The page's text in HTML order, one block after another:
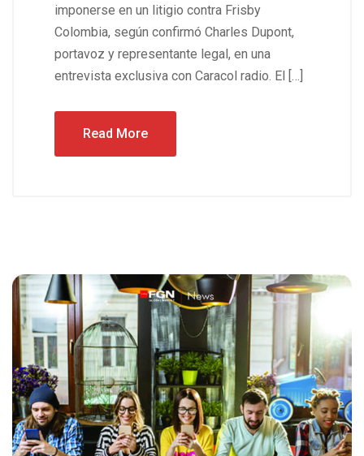
imponerse en un litigio contra Frisby
Colombia, según confirmó Charles Dupont,
portavoz y representante legal, en una
entrevista exclusiva con Caracol radio. El […]
Read More